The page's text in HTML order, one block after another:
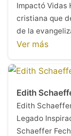
Impactó Vidas
cristiana que
de la
Ver más
Edith
Edith
Legado
Schaeffer